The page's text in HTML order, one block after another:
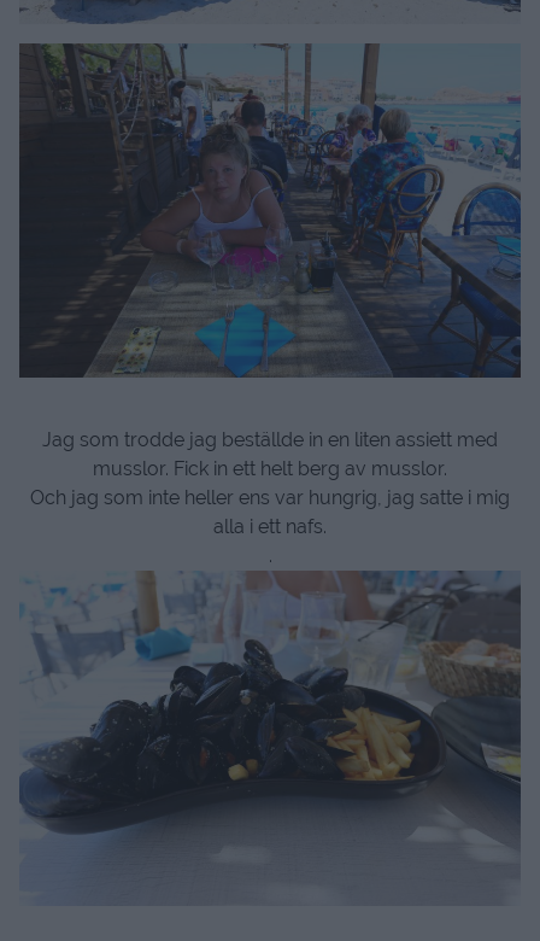
Jag som trodde jag beställde in en liten assiett med
musslor. Fick in ett helt berg av musslor.
Och jag som inte heller ens var hungrig, jag satte i mig
alla i ett nafs.
.